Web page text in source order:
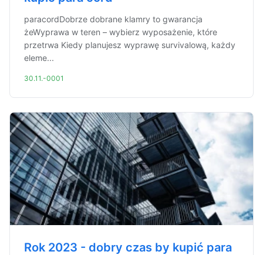
paracordDobrze dobrane klamry to gwarancja
żeWyprawa w teren – wybierz wyposażenie, które
przetrwa Kiedy planujesz wyprawę survivalową, każdy
eleme...
30.11.-0001
Rok 2023 - dobry czas by kupić para